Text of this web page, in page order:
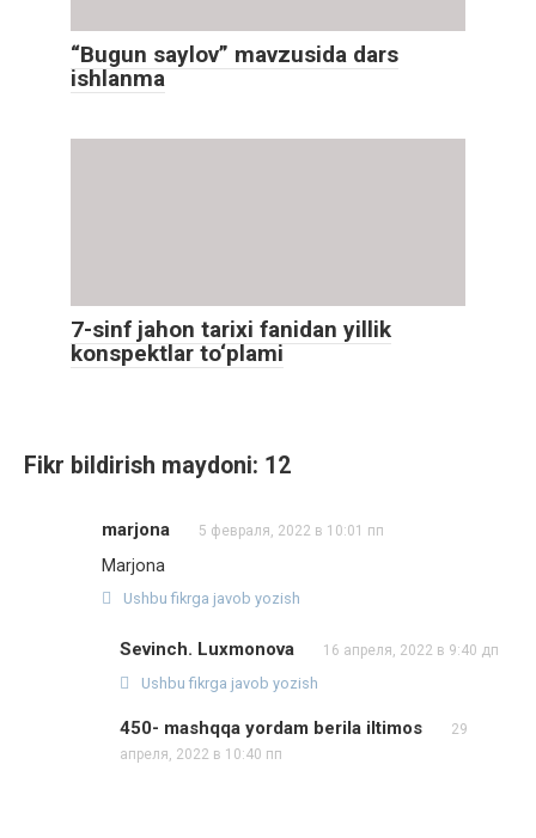
“Bugun saylov” mavzusida dars
ishlanma
7-sinf jahon tarixi fanidan yillik
konspektlar to‘plami
Fikr bildirish maydoni: 12
marjona 5 февраля, 2022 в 10:01 пп
Marjona
Ushbu fikrga javob yozish
Sevinch. Luxmonova 16 апреля, 2022 в 9:40 дп
Ushbu fikrga javob yozish
450- mashqqa yordam berila iltimos
29
апреля, 2022 в 10:40 пп